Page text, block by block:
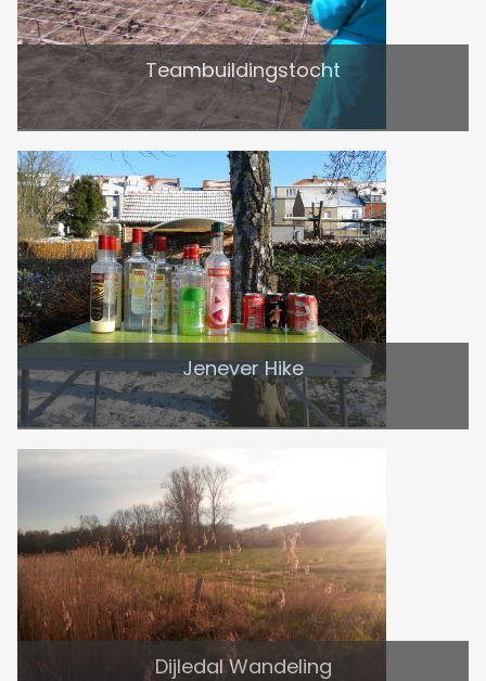
Teambuildingstocht
Jenever Hike
Dijledal Wandeling